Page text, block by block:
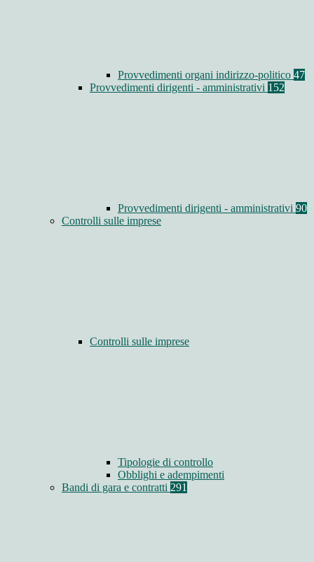
Provvedimenti organi indirizzo-politico 47
Provvedimenti dirigenti - amministrativi 152
Provvedimenti dirigenti - amministrativi 90
Controlli sulle imprese
Controlli sulle imprese
Tipologie di controllo
Obblighi e adempimenti
Bandi di gara e contratti 291